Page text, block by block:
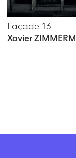
Façade 13
Xavier